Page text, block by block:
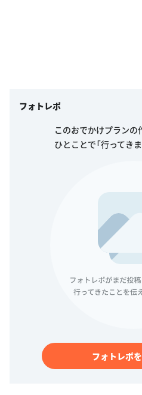
フォトレポ
このおでかけプランの
ひとことで「行ってきま
フォトレポ